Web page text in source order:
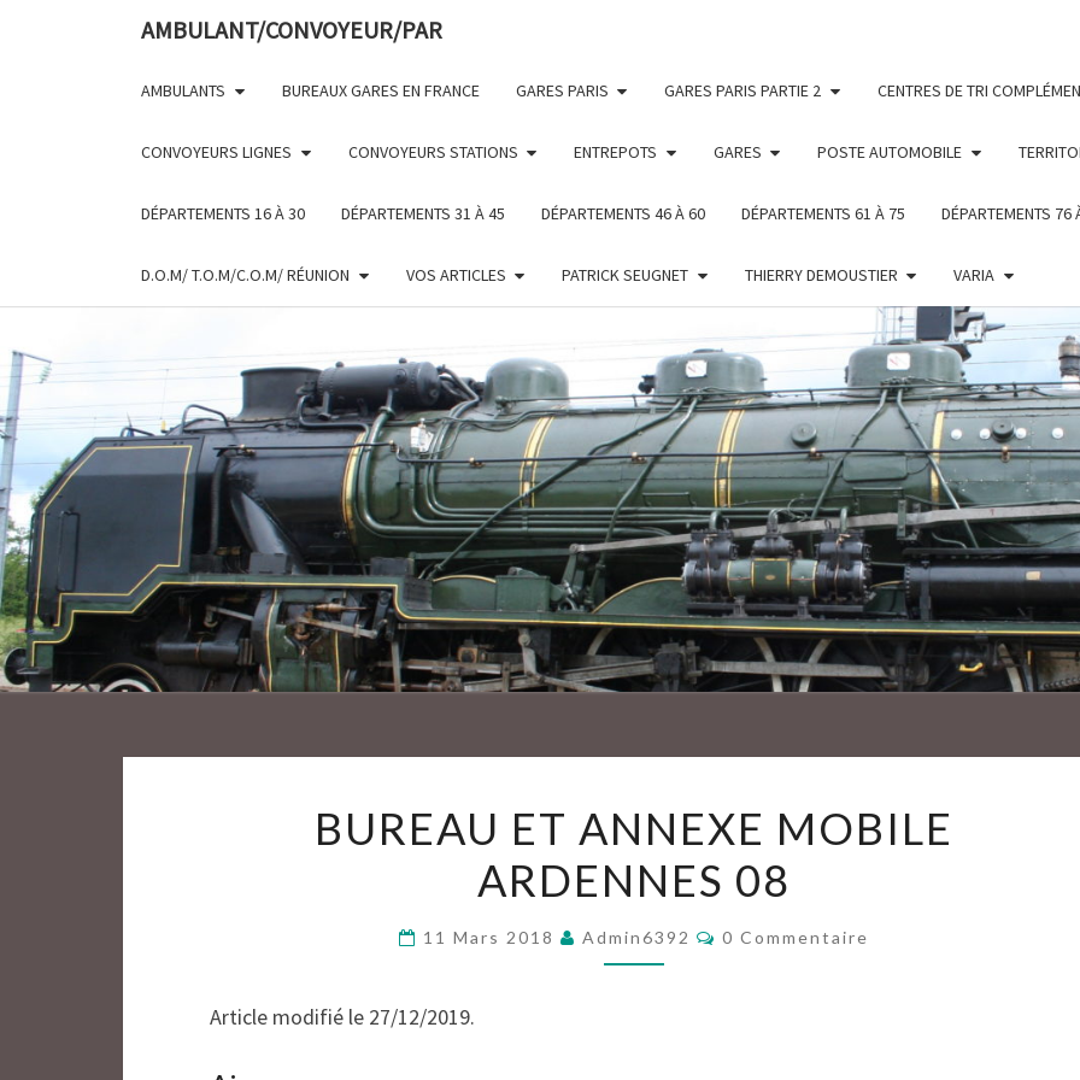
AMBULANT/CONVOYEUR/PAR
AMBULANTS BUREAUX GARES EN FRANCE GARES PARIS GARES PARIS PARTIE 2 CENTRES DE TRI
CONVOYEURS LIGNES CONVOYEURS STATIONS ENTREPOTS GARES POSTE AUTOMOBILE
DÉPARTEMENTS 16 À 30 DÉPARTEMENTS 31 À 45 DÉPARTEMENTS 46 À 60 DÉPARTEMENTS 61 À 75 DÉPARTEMENTS 76
D.O.M/ T.O.M/C.O.M/ RÉUNION VOS ARTICLES PATRICK SEUGNET THIERRY DEMOUSTIER VARIA
ET
ANNEXE
MOBILE
ARDENNES
BUREAU ET ANNEXE MOBILE
ARDENNES 08
11 Mars 2018 Admin6392 Commentaires
0 Commentaire
Article modifié le 27/12/2019.